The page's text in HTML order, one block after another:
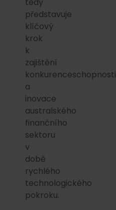
představuje
klíčový
krok
k
zajištění
konkurenceschopnosti
a
inovace
australského
finančního
sektoru
v
době
rychlého
technologického
pokroku.